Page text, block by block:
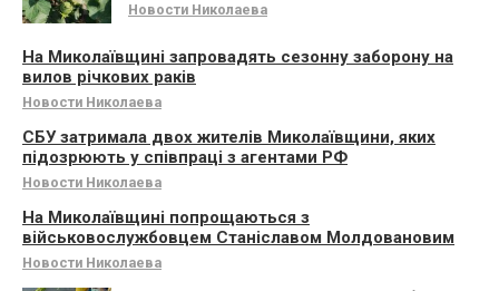
Новости Николаева
На Миколаївщині запровадять сезонну заборону на
вилов річкових раків
Новости Николаева
СБУ затримала двох жителів Миколаївщини, яких
підозрюють у співпраці з агентами РФ
Новости Николаева
На Миколаївщині попрощаються з
військовослужбовцем Станіславом Молдовановим
Новости Николаева